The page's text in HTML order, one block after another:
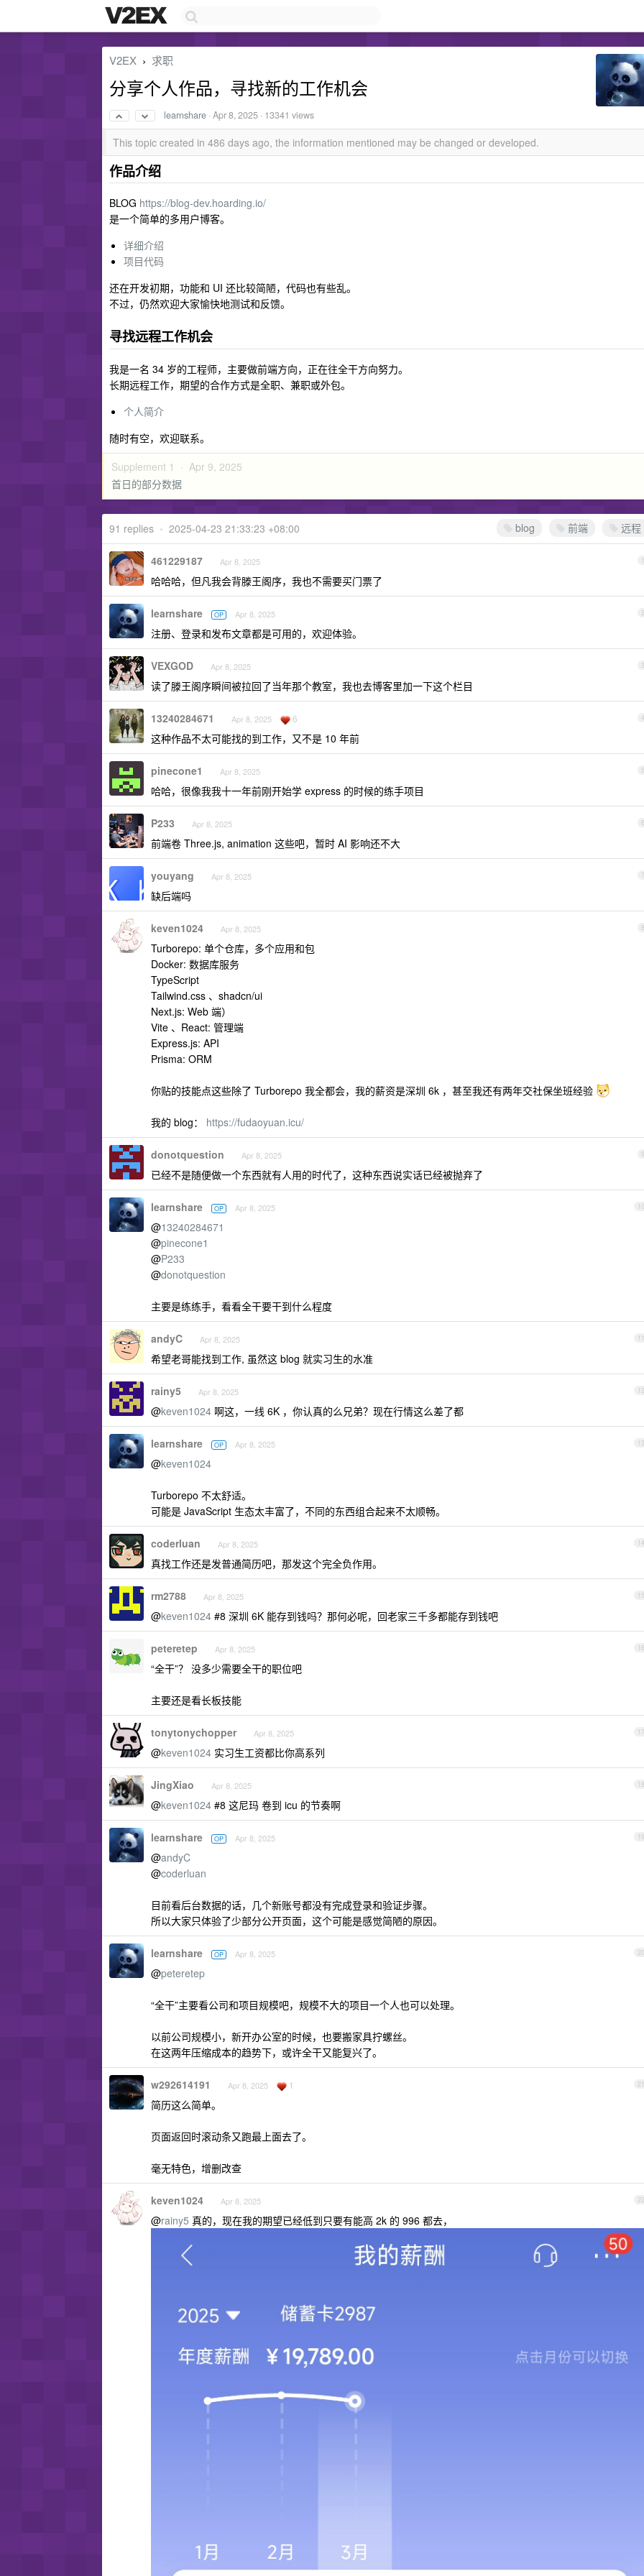
V2EX › 求职
分享个人作品，寻找新的工作机会
learnshare ·Apr 8, 2025 · 13341 views
This topic created in 486 days ago, the information mentioned may be changed or developed.
作品介绍
BLOG https://blog-dev.hoarding.io/
是一个简单的多用户博客。
详细介绍
项目代码
还在开发初期，功能和 UI 还比较简陋，代码也有些乱。
不过，仍然欢迎大家愉快地测试和反馈。
寻找远程工作机会
我是一名 34 岁的工程师，主要做前端方向，正在往全干方向努力。
长期远程工作，期望的合作方式是全职、兼职或外包。
个人简介
随时有空，欢迎联系。
Supplement 1 · Apr 9, 2025
首日的部分数据
blog 前端 远程
91 replies • 2025-04-23 21:33:23 +08:00
1
461229187 Apr 8, 2025
哈哈哈，但凡我会背滕王阁序，我也不需要买门票了
2
learnshare OP Apr 8, 2025
注册、登录和发布文章都是可用的，欢迎体验。
3
VEXGOD Apr 8, 2025
读了滕王阁序瞬间被拉回了当年那个教室，我也去博客里加一下这个栏目
4
13240284671 Apr 8, 2025 6
这种作品不太可能找的到工作，又不是 10 年前
5
pinecone1 Apr 8, 2025
哈哈，很像我我十一年前刚开始学 express 的时候的练手项目
6
P233 Apr 8, 2025
前端卷 Three.js, animation 这些吧，暂时 AI 影响还不大
7
youyang Apr 8, 2025
缺后端吗
8
keven1024 Apr 8, 2025
Turborepo: 单个仓库，多个应用和包
Docker: 数据库服务
TypeScript
Tailwind.css 、shadcn/ui
Next.js: Web 端）
Vite 、React: 管理端
Express.js: API
Prisma: ORM
你贴的技能点这些除了 Turborepo 我全都会，我的薪资是深圳 6k ，甚至我还有两年交社保坐班经验
我的 blog： https://fudaoyuan.icu/
9
donotquestion Apr 8, 2025
已经不是随便做一个东西就有人用的时代了，这种东西说实话已经被抛弃了
10
learnshare OP Apr 8, 2025
@13240284671
@pinecone1
@P233
@donotquestion
主要是练练手，看看全干要干到什么程度
11
andyC Apr 8, 2025
希望老哥能找到工作, 虽然这 blog 就实习生的水准
12
rainy5 Apr 8, 2025
@keven1024 啊这，一线 6K ，你认真的么兄弟？现在行情这么差了都
13
learnshare OP Apr 8, 2025
@keven1024
Turborepo 不太舒适。
可能是 JavaScript 生态太丰富了，不同的东西组合起来不太顺畅。
14
coderluan Apr 8, 2025
真找工作还是发普通简历吧，那发这个完全负作用。
15
rm2788 Apr 8, 2025
@keven1024 #8 深圳 6K 能存到钱吗？那何必呢，回老家三千多都能存到钱吧
16
peteretep Apr 8, 2025
“全干”？ 没多少需要全干的职位吧
主要还是看长板技能
17
tonytonychopper Apr 8, 2025
@keven1024 实习生工资都比你高系列
18
JingXiao Apr 8, 2025
@keven1024 #8 这尼玛 卷到 icu 的节奏啊
19
learnshare OP Apr 8, 2025
@andyC
@coderluan
目前看后台数据的话，几个新账号都没有完成登录和验证步骤。
所以大家只体验了少部分公开页面，这个可能是感觉简陋的原因。
20
learnshare OP Apr 8, 2025
@peteretep
“全干”主要看公司和项目规模吧，规模不大的项目一个人也可以处理。
以前公司规模小，新开办公室的时候，也要搬家具拧螺丝。
在这两年压缩成本的趋势下，或许全干又能复兴了。
21
w292614191 Apr 8, 2025 1
简历这么简单。
页面返回时滚动条又跑最上面去了。
毫无特色，增删改查
22
keven1024 Apr 8, 2025
@rainy5 真的，现在我的期望已经低到只要有能高 2k 的 996 都去，